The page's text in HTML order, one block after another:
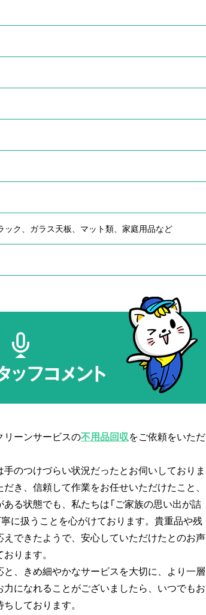
ック、ガラス天板、マット類、家庭用品など
ッフコメント
リーンサービスの不用品回収をご依頼をいただ
のつけづらい状況だったとお伺いしておりま
き、信頼して作業をお任せいただけたこと、
る状態でも、私たちは「ご家族の思い出が詰
に扱うことを心がけております。貴重品や残
できたようで、安心していただけたとのお声
ります。
、きめ細やかなサービスを大切に、より一層
になれることがございましたら、いつでもお
しております。